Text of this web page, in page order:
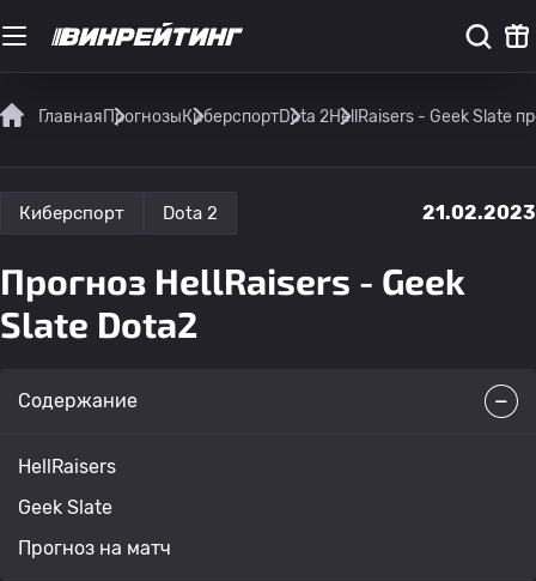
ГлавнаяПрогнозыКиберспортDota 2HellRaisers - Geek Slate
Киберспорт Dota 2 21.02.2023
Прогноз HellRaisers - Geek
Slate Dota2
Содержание
HellRaisers
Geek Slate
Прогноз на матч